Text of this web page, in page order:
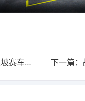
上一篇：MMX爬坡赛车2官方正版 v19.00.1421100001安卓版